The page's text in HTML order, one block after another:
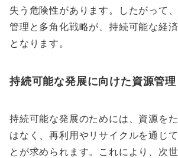
失う危険性があります。したがって
管理と多角化戦略が、持続可能な経
となります。
持続可能な発展に向けた資源管理
持続可能な発展のためには、資源を
はなく、再利用やリサイクルを通じ
とが求められます。これにより、次